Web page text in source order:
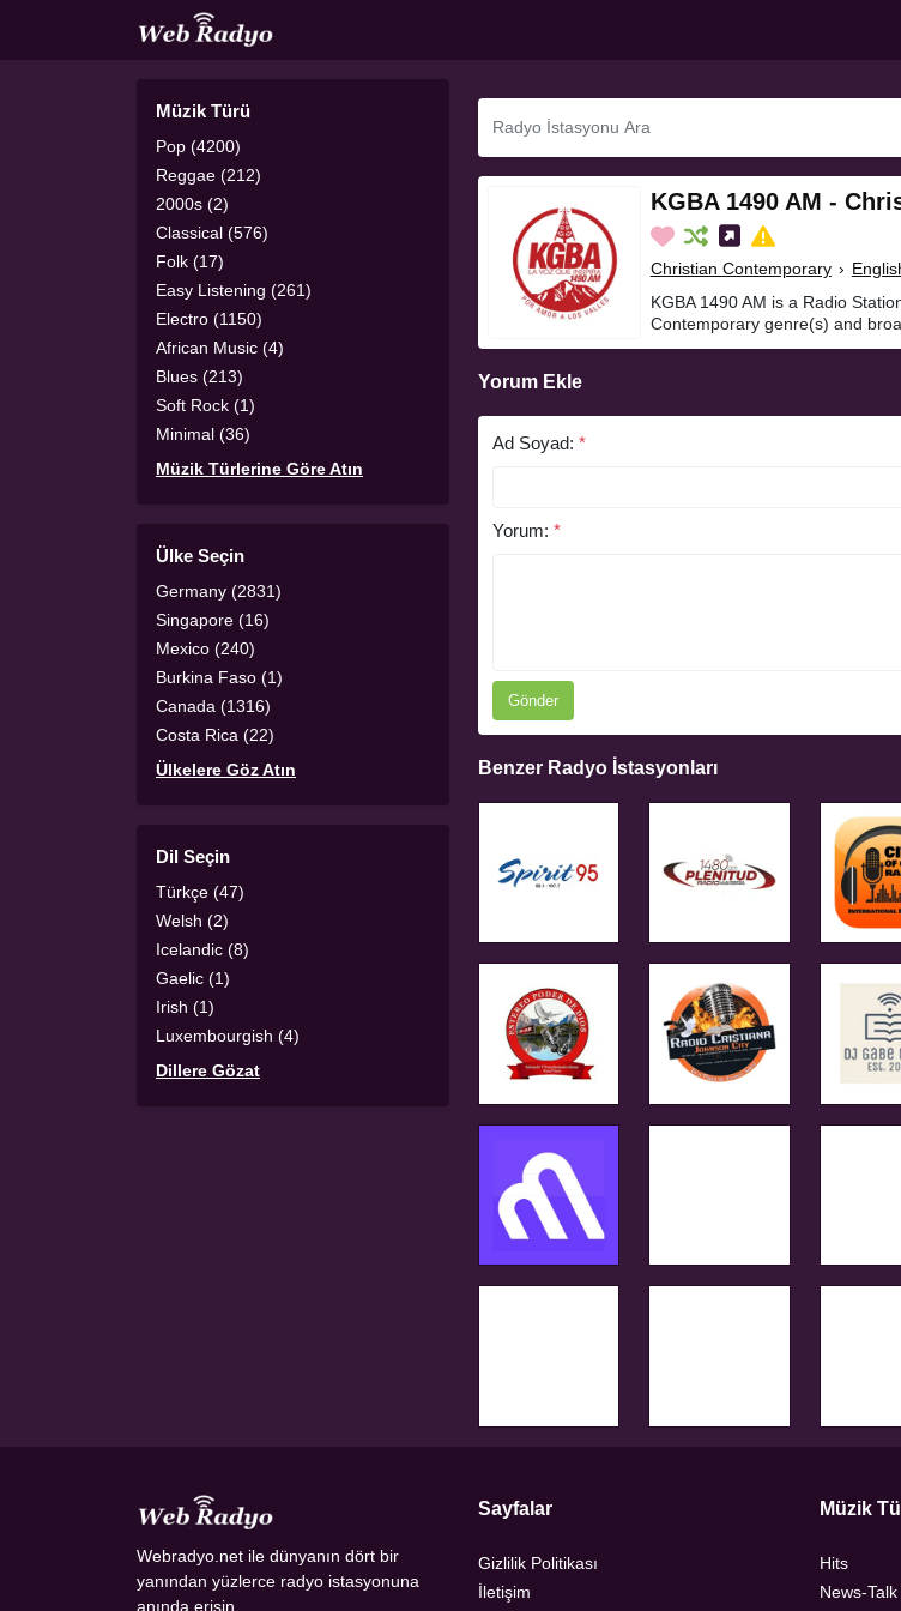
Müzik Türü
Pop (4200)
Reggae (212)
2000s (2)
Classical (576)
Folk (17)
Easy Listening (261)
Electro (1150)
African Music (4)
Blues (213)
Soft Rock (1)
Minimal (36)
Müzik Türlerine Göre Atın
Ülke Seçin
Germany (2831)
Singapore (16)
Mexico (240)
Burkina Faso (1)
Canada (1316)
Costa Rica (22)
Ülkelere Göz Atın
Dil Seçin
Türkçe (47)
Welsh (2)
Icelandic (8)
Gaelic (1)
Irish (1)
Luxembourgish (4)
Dillere Gözat
KGBA 1490 AM -
Christian Contemporary ›
KGBA 1490 AM is a Radio
Contemporary genre(s) and
Yorum Ekle
Ad Soyad: *
Yorum: *
Gönder
Benzer Radyo İstasyonları
Webradyo.net ile dünyanın dört bir
yanından yüzlerce radyo istasyonuna
anında erişin.
Sayfalar
Gizlilik Politikası
İletişim
Müzik
Hits
News-Talk